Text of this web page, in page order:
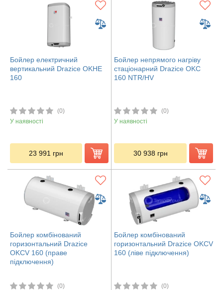
Бойлер електричний
вертикальний Drazice OKHE
160
(0)
У наявності
23 991 грн
Бойлер непрямого нагріву
стаціонарний Drazice OKC
160 NTR/HV
(0)
У наявності
30 938 грн
Бойлер комбінований
горизонтальний Drazice
OKCV 160 (праве
підключення)
(0)
Бойлер комбінований
горизонтальний Drazice OKCV
160 (ліве підключення)
(0)